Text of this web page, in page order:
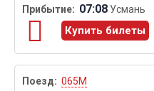
07:08 Усмань
Купить билеты
065М